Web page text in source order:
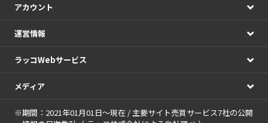
アカウント
運営情報
ラッコWebサービス
メディア
※期間：2021年01月01日～現在 / 主要サイト売買サービス7社の公開